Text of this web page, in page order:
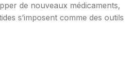
de nouveaux médicaments,
s’imposent comme des outils